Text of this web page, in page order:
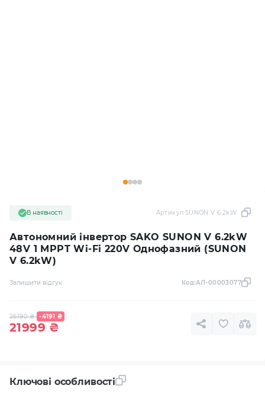
Автономний інвертор SAKO SUNON V 6.2kW
48V 1 MPPT Wi-Fi 220V Однофазний (SUNON
V 6.2kW)
В наявності Артикул:SUNON V 6.2kW
Залишити відгук Код:АЛ-00003077
26190₴ -4191 ₴
21999 ₴
Ключові особливості